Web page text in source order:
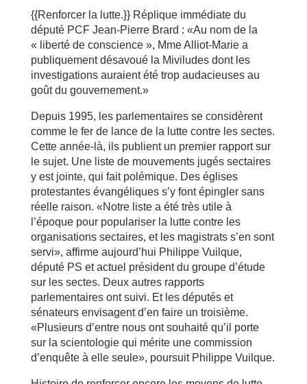
{{Renforcer la lutte.}} Réplique immédiate du
député PCF Jean-Pierre Brard : «Au nom de la
« liberté de conscience », Mme Alliot-Marie a
publiquement désavoué la Miviludes dont les
investigations auraient été trop audacieuses au
goût du gouvernement.»
Depuis 1995, les parlementaires se considèrent
comme le fer de lance de la lutte contre les sectes.
Cette année-là, ils publient un premier rapport sur
le sujet. Une liste de mouvements jugés sectaires
y est jointe, qui fait polémique. Des églises
protestantes évangéliques s’y font épingler sans
réelle raison. «Notre liste a été très utile à
l’époque pour populariser la lutte contre les
organisations sectaires, et les magistrats s’en sont
servi», affirme aujourd’hui Philippe Vuilque,
député PS et actuel président du groupe d’étude
sur les sectes. Deux autres rapports
parlementaires ont suivi. Et les députés et
sénateurs envisagent d’en faire un troisième.
«Plusieurs d’entre nous ont souhaité qu’il porte
sur la scientologie qui mérite une commission
d’enquête à elle seule», poursuit Philippe Vuilque.